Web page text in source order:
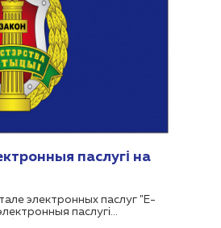
паслугі на
электронных паслуг "Е-
паслугі